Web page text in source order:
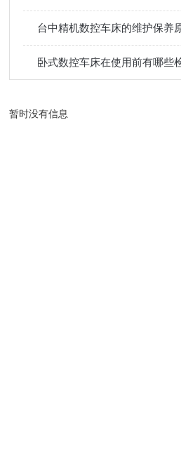
台中精机数控车床的维护保养
卧式数控车床在使用前有哪些
暂时没有信息